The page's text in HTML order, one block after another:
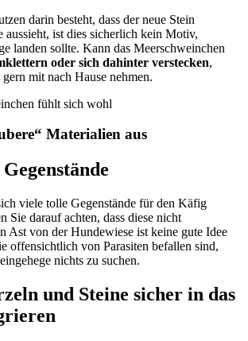
darin besteht, dass der neue Stein
aussieht, ist dies sicherlich kein Motiv,
landen sollte. Kann das Meerschweinchen
oder sich dahinter verstecken,
mit nach Hause nehmen.
Materialien aus
viele tolle Gegenstände für den Käfig
Sie darauf achten, dass diese nicht
Ast von der Hundewiese ist keine gute Idee
offensichtlich von Parasiten befallen sind,
nichts zu suchen.
und Steine sicher in das